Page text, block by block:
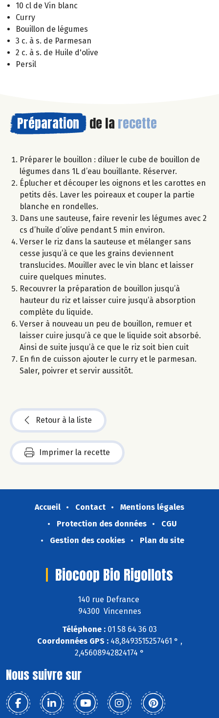
10 cl de Vin blanc
Curry
Bouillon de légumes
3 c. à s. de Parmesan
2 c. à s. de Huile d'olive
Persil
Préparation de la recette
Préparer le bouillon : diluer le cube de bouillon de
légumes dans 1L d’eau bouillante. Réserver.
Éplucher et découper les oignons et les carottes en
petits dés. Laver les poireaux et couper la partie
blanche en rondelles.
Dans une sauteuse, faire revenir les légumes avec 2
cs d’huile d’olive pendant 5 min environ.
Verser le riz dans la sauteuse et mélanger sans
cesse jusqu’à ce que les grains deviennent
translucides. Mouiller avec le vin blanc et laisser
cuire quelques minutes.
Recouvrer la préparation de bouillon jusqu’à
hauteur du riz et laisser cuire jusqu’à absorption
complète du liquide.
Verser à nouveau un peu de bouillon, remuer et
laisser cuire jusqu’à ce que le liquide soit absorbé.
Ainsi de suite jusqu’à ce que le riz soit bien cuit
En fin de cuisson ajouter le curry et le parmesan.
Saler, poivrer et servir aussitôt.
Retour à la liste
Imprimer la recette
Accueil Contact
Mentions légales
Protection des données
CGU
Gestion des cookies
Plan du site
Biocoop Bio Rigollots
140 rue Defrance
94300 Vincennes
Téléphone : 01 58 64 36 03
Coordonnées GPS :48,8493515257461 ° ,
2,45608942824174 °
Nous suivre sur